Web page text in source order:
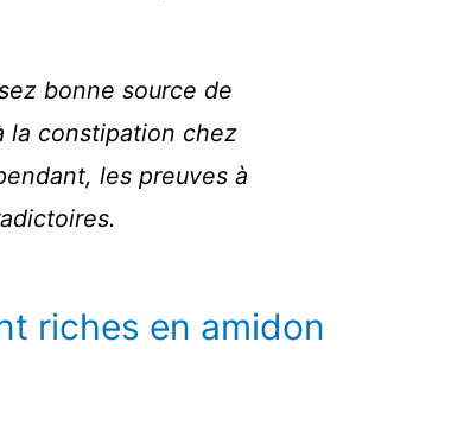
bonne source de
la constipation chez
les preuves à
riches en amidon